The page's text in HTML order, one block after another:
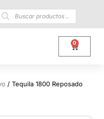
0
/ Tequila 1800 Reposado